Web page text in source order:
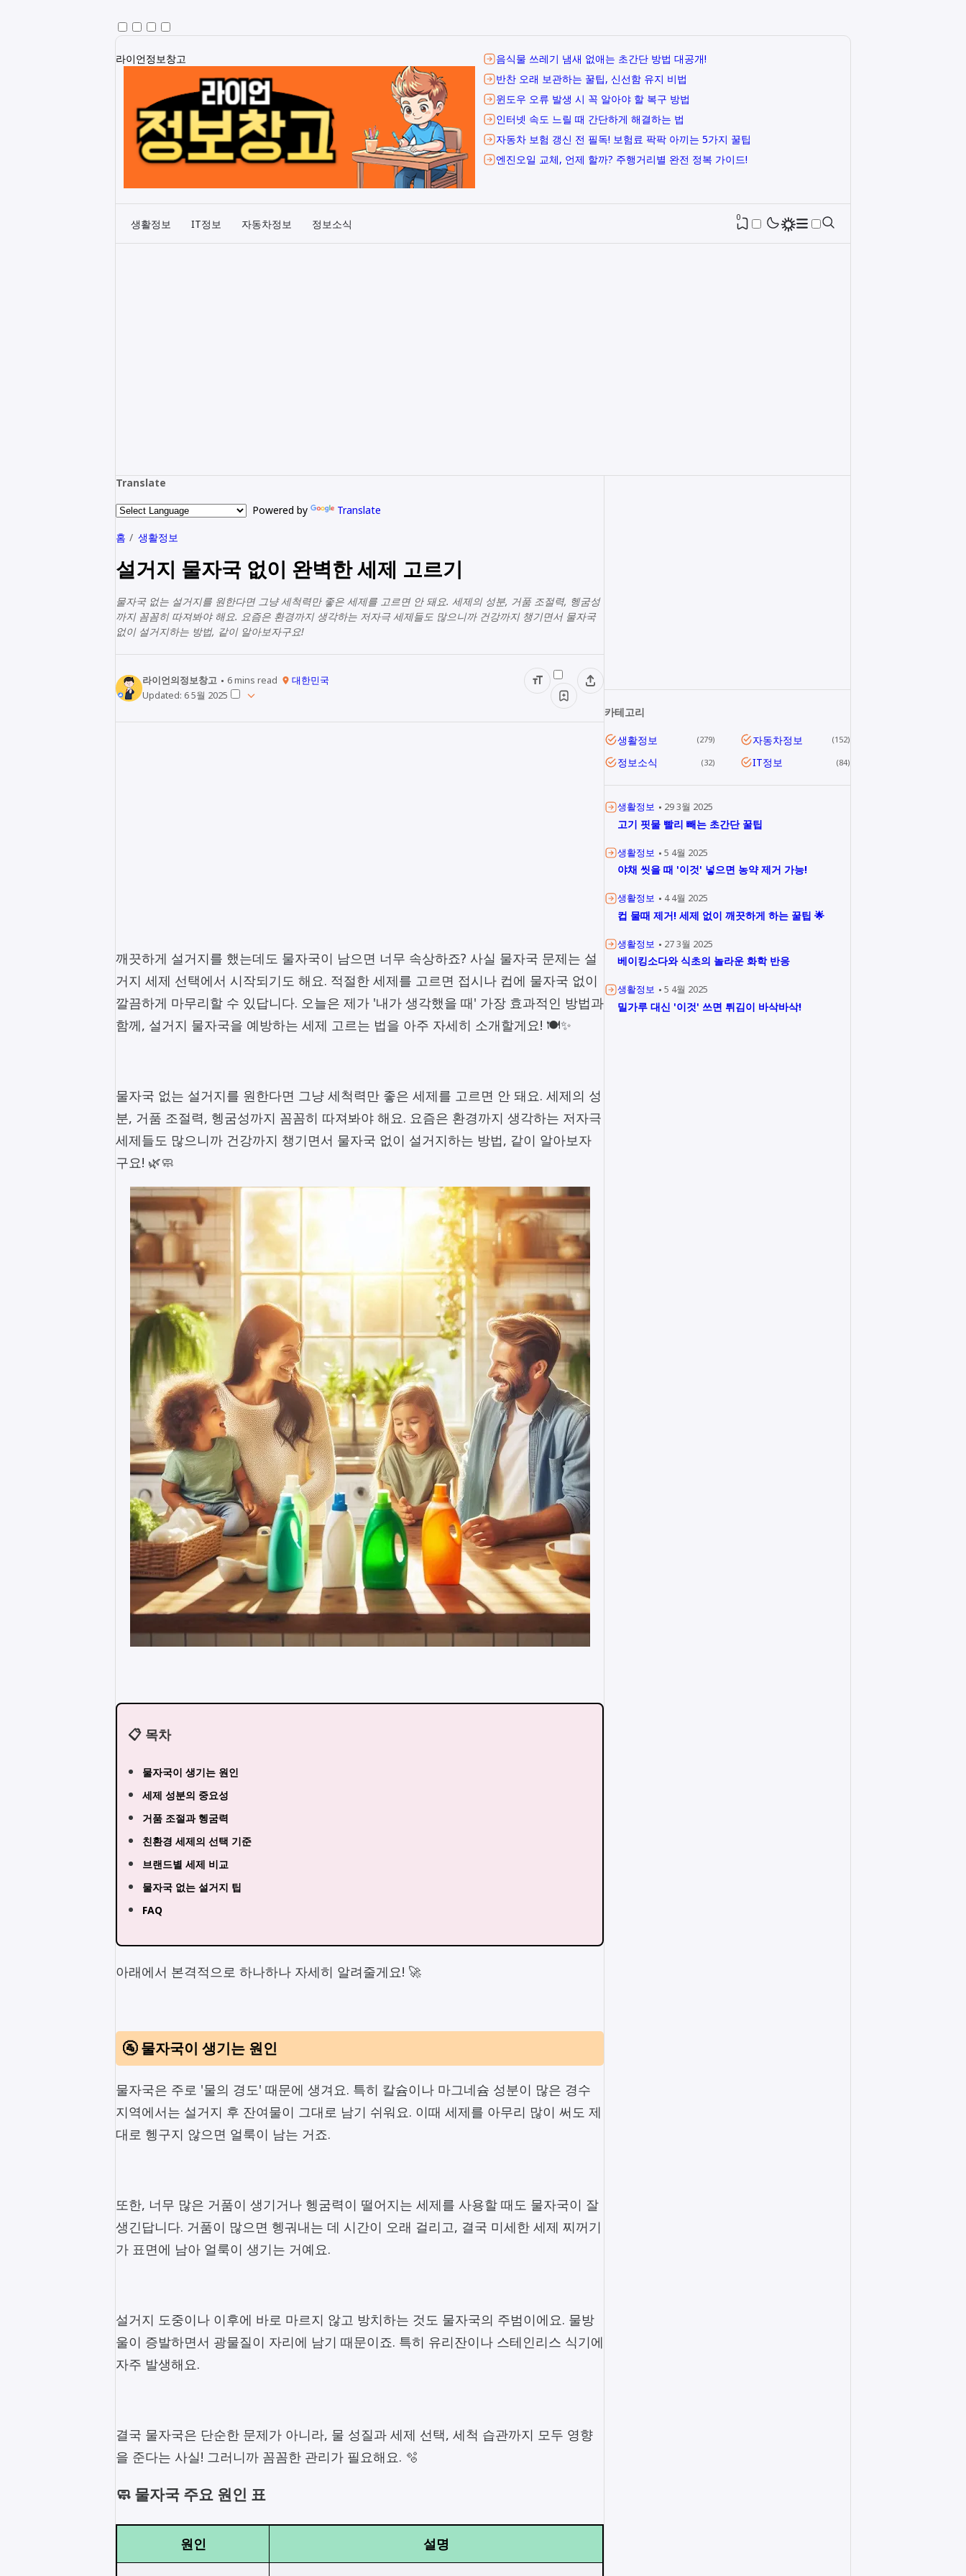
라이언정보창고
음식물 쓰레기 냄새 없애는 초간단 방법 대공개!
반찬 오래 보관하는 꿀팁, 신선함 유지 비법
윈도우 오류 발생 시 꼭 알아야 할 복구 방법
인터넷 속도 느릴 때 간단하게 해결하는 법
자동차 보험 갱신 전 필독! 보험료 팍팍 아끼는 5가지 꿀팁
엔진오일 교체, 언제 할까? 주행거리별 완전 정복 가이드!
생활정보 IT정보 자동차정보 정보소식 0
Translate
Powered by
Translate
홈 생활정보
설거지 물자국 없이 완벽한 세제 고르기
물자국 없는 설거지를 원한다면 그냥 세척력만 좋은 세제를 고르면 안 돼요. 세제의 성분, 거품 조절력, 헹굼성
까지 꼼꼼히 따져봐야 해요. 요즘은 환경까지 생각하는 저자극 세제들도 많으니까 건강까지 챙기면서 물자국
없이 설거지하는 방법, 같이 알아보자구요!
라이언의정보창고 6mins read
대한민국
Updated: 6 5월 2025
깨끗하게 설거지를 했는데도 물자국이 남으면 너무 속상하죠? 사실 물자국 문제는 설
거지 세제 선택에서 시작되기도 해요. 적절한 세제를 고르면 접시나 컵에 물자국 없이
깔끔하게 마무리할 수 있답니다. 오늘은 제가 '내가 생각했을 때' 가장 효과적인 방법과
함께, 설거지 물자국을 예방하는 세제 고르는 법을 아주 자세히 소개할게요! 🍽️✨
물자국 없는 설거지를 원한다면 그냥 세척력만 좋은 세제를 고르면 안 돼요. 세제의 성
분, 거품 조절력, 헹굼성까지 꼼꼼히 따져봐야 해요. 요즘은 환경까지 생각하는 저자극
세제들도 많으니까 건강까지 챙기면서 물자국 없이 설거지하는 방법, 같이 알아보자
구요! 🌿🧼
📋 목차
물자국이 생기는 원인
세제 성분의 중요성
거품 조절과 헹굼력
친환경 세제의 선택 기준
브랜드별 세제 비교
물자국 없는 설거지 팁
FAQ
아래에서 본격적으로 하나하나 자세히 알려줄게요! 🚀
🚰 물자국이 생기는 원인
물자국은 주로 '물의 경도' 때문에 생겨요. 특히 칼슘이나 마그네슘 성분이 많은 경수
지역에서는 설거지 후 잔여물이 그대로 남기 쉬워요. 이때 세제를 아무리 많이 써도 제
대로 헹구지 않으면 얼룩이 남는 거죠.
또한, 너무 많은 거품이 생기거나 헹굼력이 떨어지는 세제를 사용할 때도 물자국이 잘
생긴답니다. 거품이 많으면 헹궈내는 데 시간이 오래 걸리고, 결국 미세한 세제 찌꺼기
가 표면에 남아 얼룩이 생기는 거예요.
설거지 도중이나 이후에 바로 마르지 않고 방치하는 것도 물자국의 주범이에요. 물방
울이 증발하면서 광물질이 자리에 남기 때문이죠. 특히 유리잔이나 스테인리스 식기에
자주 발생해요.
결국 물자국은 단순한 문제가 아니라, 물 성질과 세제 선택, 세척 습관까지 모두 영향
을 준다는 사실! 그러니까 꼼꼼한 관리가 필요해요. 🫧
🧼 물자국 주요 원인 표
원인 설명
카테고리
생활정보 279 자동차정보 152
정보소식 32 IT정보 84
생활정보 29 3월 2025
고기 핏물 빨리 빼는 초간단 꿀팁
생활정보 5 4월 2025
야채 씻을 때 '이것' 넣으면 농약 제거 가능!
생활정보 4 4월 2025
컵 물때 제거! 세제 없이 깨끗하게 하는 꿀팁 🌟
생활정보 27 3월 2025
베이킹소다와 식초의 놀라운 화학 반응
생활정보 5 4월 2025
밀가루 대신 '이것' 쓰면 튀김이 바삭바삭!